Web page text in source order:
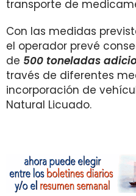
transporte de
Con las medidas
el operador prevé
de 500 toneladas
través de diferentes
incorporación de
Natural Licuado.